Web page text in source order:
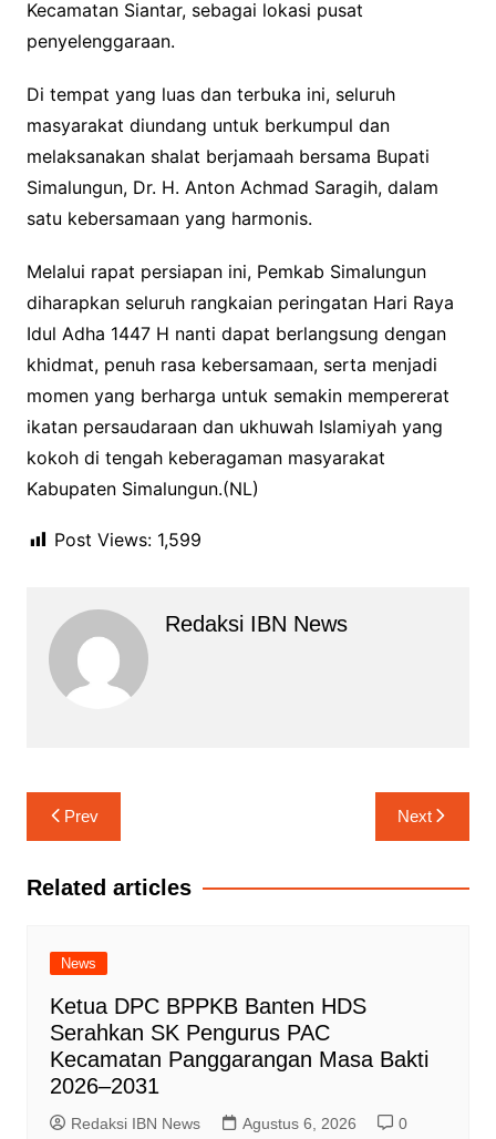
Kecamatan Siantar, sebagai lokasi pusat
penyelenggaraan.
Di tempat yang luas dan terbuka ini, seluruh
masyarakat diundang untuk berkumpul dan
melaksanakan shalat berjamaah bersama Bupati
Simalungun, Dr. H. Anton Achmad Saragih, dalam
satu kebersamaan yang harmonis.
Melalui rapat persiapan ini, Pemkab Simalungun
diharapkan seluruh rangkaian peringatan Hari Raya
Idul Adha 1447 H nanti dapat berlangsung dengan
khidmat, penuh rasa kebersamaan, serta menjadi
momen yang berharga untuk semakin mempererat
ikatan persaudaraan dan ukhuwah Islamiyah yang
kokoh di tengah keberagaman masyarakat
Kabupaten Simalungun.(NL)
Post Views: 1,599
Redaksi IBN News
Navigasi
pos
Prev Next
Related articles
News
Ketua DPC BPPKB Banten HDS
Serahkan SK Pengurus PAC
Kecamatan Panggarangan Masa Bakti
2026–2031
Redaksi IBN News Agustus 6, 2026 0